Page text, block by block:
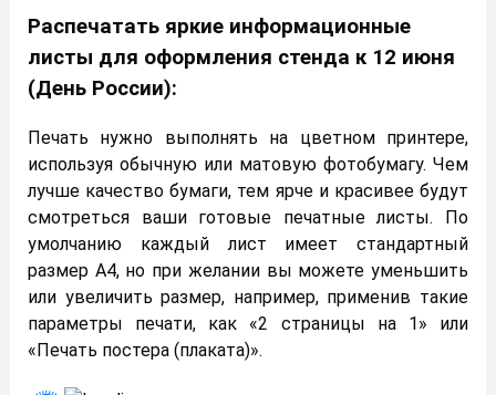
Распечатать яркие информационные
листы для оформления стенда к 12 июня
(День России):
Печать нужно выполнять на цветном принтере,
используя обычную или матовую фотобумагу. Чем
лучше качество бумаги, тем ярче и красивее будут
смотреться ваши готовые печатные листы. По
умолчанию каждый лист имеет стандартный
размер А4, но при желании вы можете уменьшить
или увеличить размер, например, применив такие
параметры печати, как «2 страницы на 1» или
«Печать постера (плаката)».